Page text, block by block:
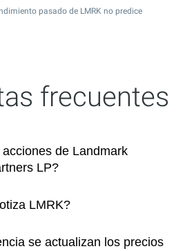
pasado de LMRK no predice
frecuentes
de Landmark
LP?
LMRK?
se actualizan los precios